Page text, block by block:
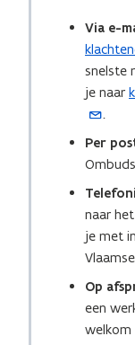
Via e-
(
o
p
e
n
t
n
u
w
e
-
m
a
snelste
je naar (
p
e
t
i
n
u
e
-
.
Per
naar
je met
Op
een
welkom